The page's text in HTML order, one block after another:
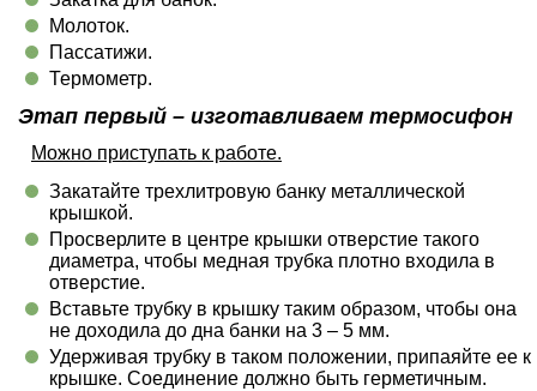
Молоток.
Пассатижи.
Термометр.
Этап первый – изготавливаем термосифон
Можно приступать к работе.
Закатайте трехлитровую банку металлической
крышкой.
Просверлите в центре крышки отверстие такого
диаметра, чтобы медная трубка плотно входила в
отверстие.
Вставьте трубку в крышку таким образом, чтобы она
не доходила до дна банки на 3 – 5 мм.
Удерживая трубку в таком положении, припаяйте ее к
крышке. Соединение должно быть герметичным.